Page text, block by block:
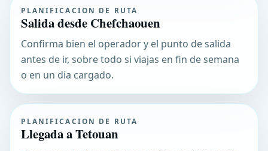
PLANIFICACION DE RUTA
Salida desde Chefchaouen
Confirma bien el operador y el punto de salida
antes de ir, sobre todo si viajas en fin de semana
o en un dia cargado.
PLANIFICACION DE RUTA
Llegada a Tetouan